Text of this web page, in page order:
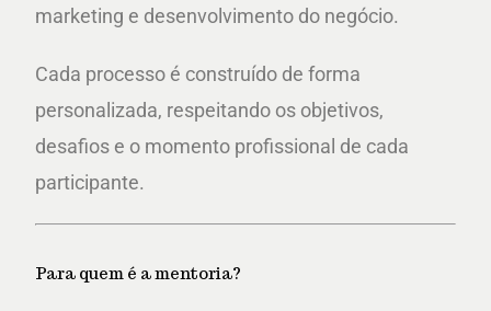
marketing e desenvolvimento do negócio.
Cada processo é construído de forma
personalizada, respeitando os objetivos,
desafios e o momento profissional de cada
participante.
Para quem é a mentoria?